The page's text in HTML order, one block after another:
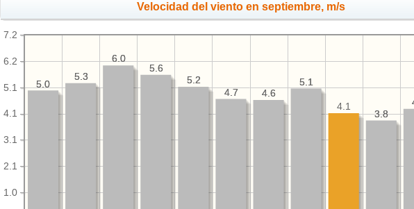
Velocidad del viento en septiembre, m/s
1.0
2.1
3.1
4.1
5.1
6.2
7.2
3.8
5.1
4.6
4.7
5.2
5.6
6.0
5.3
5.0
3.8
4.1
5.1
4.6
4.7
5.2
5.6
6.0
5.3
5.0